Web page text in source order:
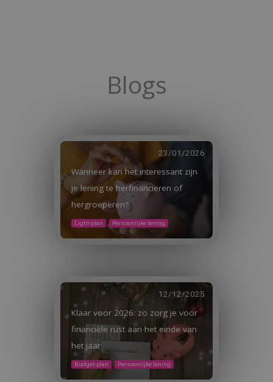
Blogs
Wanneer kan het interessant zijn
je lening te herfinancieren of
hergroeperen?
23/01/2026
Light-plan Persoonlijke lening
Klaar voor 2026: zo zorg je voor
financiële rust aan het einde van
het jaar
12/12/2025
Budget-plan Persoonlijke lening